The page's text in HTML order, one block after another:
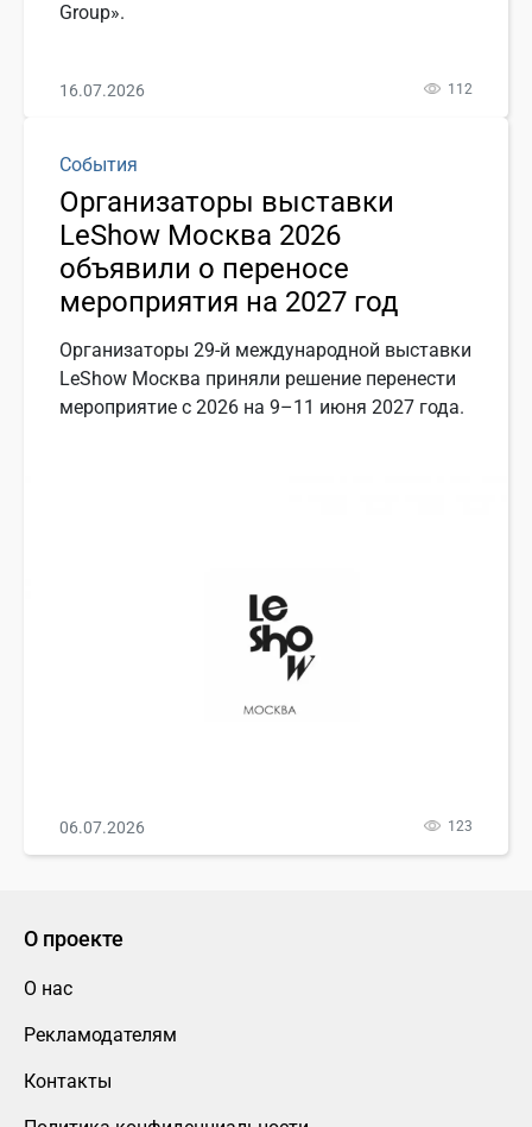
Group».
16.07.2026 112
События
Организаторы выставки
LeShow Москва 2026
объявили о переносе
мероприятия на 2027 год
Организаторы 29-й международной выставки
LeShow Москва приняли решение перенести
мероприятие с 2026 на 9–11 июня 2027 года.
06.07.2026 123
О проекте
О нас
Рекламодателям
Контакты